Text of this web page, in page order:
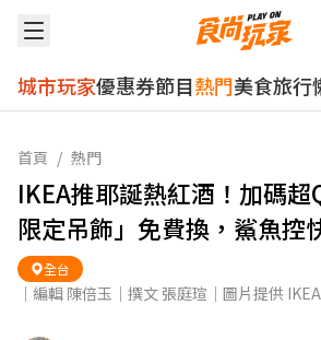
城市玩家優惠券節目熱門美食旅行
首頁 / 熱門
IKEA推耶誕熱紅酒！加碼超
限定吊飾」免費換，鯊魚控
全台
｜編輯 陳倍玉｜撰文 張庭瑄｜圖片提供 IKEA